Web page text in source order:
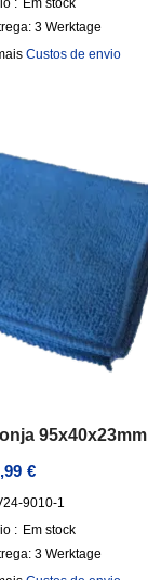
3 Werktage
Custos de envio
95x40x23mm
€
9010-1
: Em stock
3 Werktage